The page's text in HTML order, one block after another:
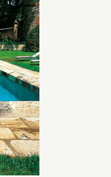
se
une
de